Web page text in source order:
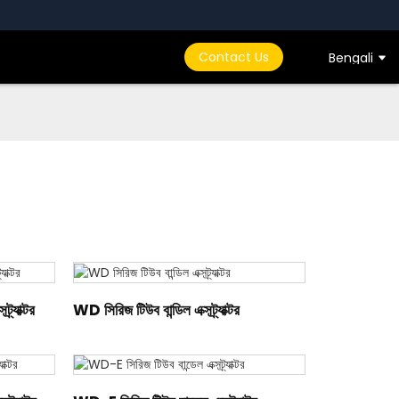
Contact Us Bengali
WD সিরিজ টিউব বান্ডিল এক্সট্র্যাক্টর